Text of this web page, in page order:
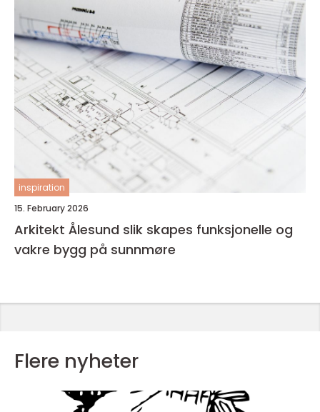
inspiration
15. February 2026
Arkitekt Ålesund slik skapes funksjonelle og
vakre bygg på sunnmøre
Flere nyheter